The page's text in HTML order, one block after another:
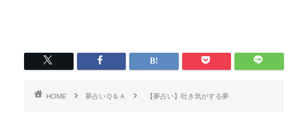
HOME 夢占いＱ＆Ａ 【夢占い】吐き気がする夢